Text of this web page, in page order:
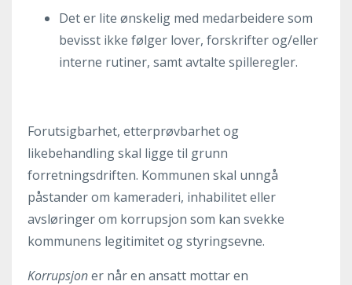
Det er lite ønskelig med medarbeidere som
bevisst ikke følger lover, forskrifter og/eller
interne rutiner, samt avtalte spilleregler.
Forutsigbarhet, etterprøvbarhet og
likebehandling skal ligge til grunn
forretningsdriften. Kommunen skal unngå
påstander om kameraderi, inhabilitet eller
avsløringer om korrupsjon som kan svekke
kommunens legitimitet og styringsevne.
Korrupsjoner når en ansatt mottar en